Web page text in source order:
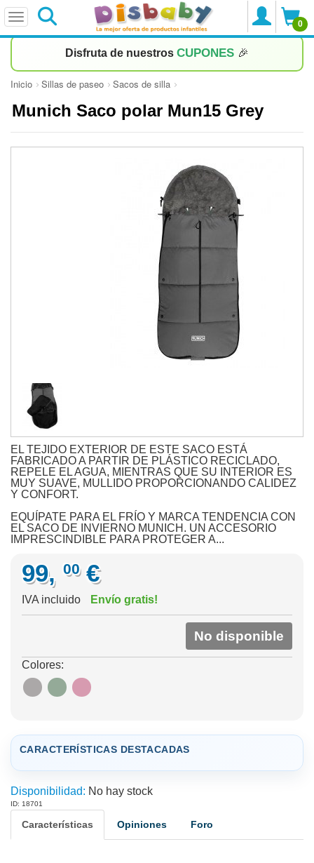
0
Disfruta de nuestros CUPONES 🎉
Inicio Sillas de paseo Sacos de silla
Munich Saco polar Mun15 Grey
EL TEJIDO EXTERIOR DE ESTE SACO ESTÁ
FABRICADO A PARTIR DE PLÁSTICO RECICLADO,
REPELE EL AGUA, MIENTRAS QUE SU INTERIOR ES
MUY SUAVE, MULLIDO PROPORCIONANDO CALIDEZ
Y CONFORT.
EQUÍPATE PARA EL FRÍO Y MARCA TENDENCIA CON
EL SACO DE INVIERNO MUNICH. UN ACCESORIO
IMPRESCINDIBLE PARA PROTEGER A...
99, 00 €
IVA incluido Envío gratis!
No disponible
Colores:
CARACTERÍSTICAS DESTACADAS
Disponibilidad: No hay stock
ID: 18701
Características Opiniones Foro